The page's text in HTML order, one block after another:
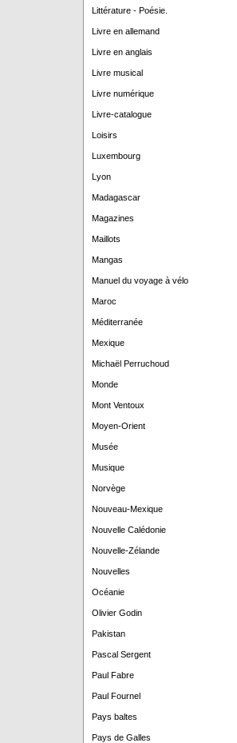
Littérature - Poésie.
Livre en allemand
Livre en anglais
Livre musical
Livre numérique
Livre-catalogue
Loisirs
Luxembourg
Lyon
Madagascar
Magazines
Maillots
Mangas
Manuel du voyage à vélo
Maroc
Méditerranée
Mexique
Michaël Perruchoud
Monde
Mont Ventoux
Moyen-Orient
Musée
Musique
Norvège
Nouveau-Mexique
Nouvelle Calédonie
Nouvelle-Zélande
Nouvelles
Océanie
Olivier Godin
Pakistan
Pascal Sergent
Paul Fabre
Paul Fournel
Pays baltes
Pays de Galles